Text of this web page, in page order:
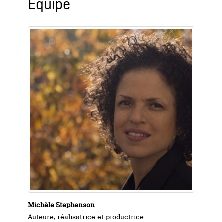
Équipe
Michèle Stephenson
Auteure, réalisatrice et productrice